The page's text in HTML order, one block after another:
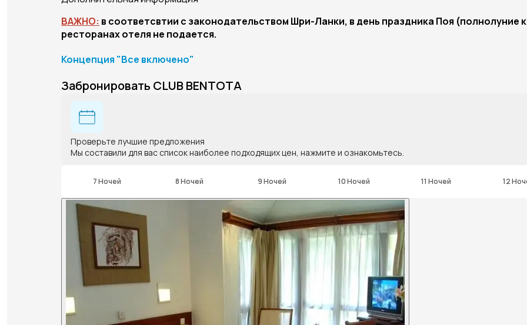
ВАЖНО: в соответсвтии с законодательством Шри-Ланки, в день праздника Поя (полнолуние
ресторанах отеля не подается.
Концепция "Все включено"
Забронировать CLUB BENTOTA
Проверьте лучшие предложения
Мы составили для вас список наиболее подходящих цен, нажмите и ознакомьтесь.
7 Ночей 8 Ночей 9 Ночей 10 Ночей 11 Ночей 12